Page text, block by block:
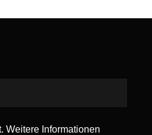
Weitere Informationen